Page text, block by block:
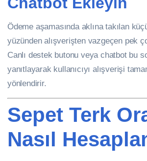
Ödeme aşamasında aklına takılan
yüzünden alışverişten vazgeçen pek
Canlı destek butonu veya chatbot bu
yanıtlayarak kullanıcıyı alışverişi
yönlendirir.
Sepet Terk
Nasıl